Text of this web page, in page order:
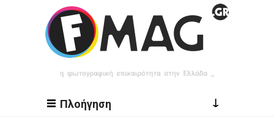
Παράκαμψη προς το κυρίως περιεχόμενο
Πλοήγηση ↓